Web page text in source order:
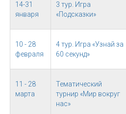
14-31
января
3 тур. Игра
«Подсказки»
10 - 28
февраля
4 тур. Игра «Узнай за
60 секунд»
11 - 28
марта
Тематический
турнир «Мир вокруг
нас»